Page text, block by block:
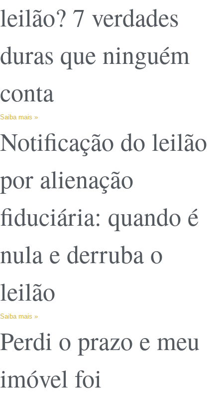
leilão? 7 verdades
duras que ninguém
conta
Saiba mais »
Notificação do leilão
por alienação
fiduciária: quando é
nula e derruba o
leilão
Saiba mais »
Perdi o prazo e meu
imóvel foi